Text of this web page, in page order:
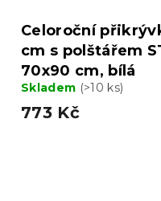
Celoroční
cm s polštářem
70x90 cm, bílá
Skladem (>10 ks)
773 Kč